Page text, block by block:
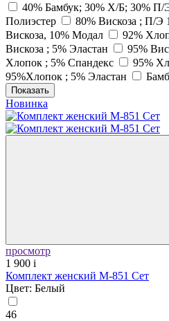
40% Бамбук; 30% Х/Б; 30% П/
Полиэстер
80% Вискоза ; П/Э
Вискоза, 10% Модал
92%
Вискоза ; 5% Эластан
95%
Хлопок ; 5% Спандекс
95%
95%Хлопок ; 5% Эластан
Показать
Новинка
просмотр
1 900 i
Комплект женский М-851 Сет
Цвет: Белый
46